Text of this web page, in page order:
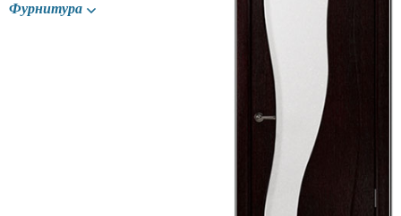
Фурнитура